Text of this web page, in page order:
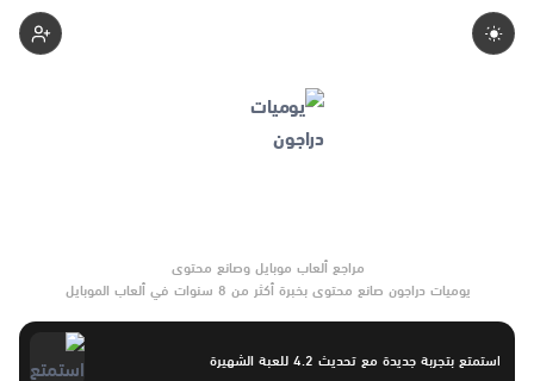
يوميات دراجون صانع محتوى بخبرة أكثر من 8 سنوات في ألعاب الموبايل
استمتع بتجربة جديدة مع تحديث 4.2 للعبة الشهيرة